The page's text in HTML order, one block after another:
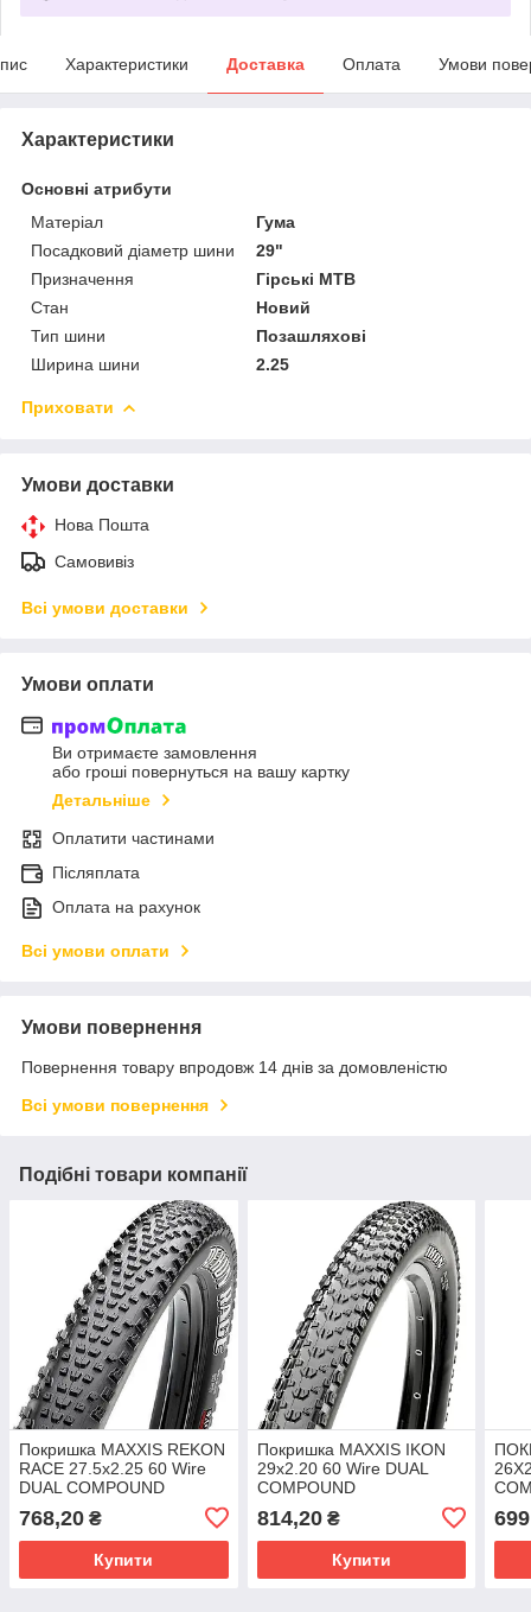
Характеристики Доставка Оплата Умови
Характеристики
Основні атрибути
Матеріал
Гума
Посадковий діаметр шини
29"
Призначення
Гірські MTB
Стан
Новий
Тип шини
Позашляхові
Ширина шини
2.25
Приховати
Умови доставки
Нова Пошта
Самовивіз
Всі умови доставки
Умови оплати
Ви отримаєте замовлення
або гроші повернуться на вашу картку
Детальніше
Оплатити частинами
Післяплата
Оплата на рахунок
Всі умови оплати
Умови повернення
Повернення товару впродовж 14 днів за домовленістю
Всі умови повернення
Подібні товари компанії
Покришка MAXXIS REKON
RACE 27.5x2.25 60 Wire
DUAL COMPOUND
768,20 ₴
Купити
Покришка MAXXIS IKON
29x2.20 60 Wire DUAL
COMPOUND
814,20₴
Купити